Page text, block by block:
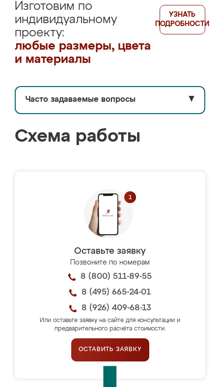
Изготовим по
индивидуальному
проекту:
любые размеры, цвета
и материалы
УЗНАТЬ
ПОДРОБНОСТИ
Часто задаваемые вопросы ▼
Схема работы
Оставьте заявку
Позвоните по номерам
8 (800) 511-89-55
8 (495) 665-24-01
8 (926) 409-68-13
Или оставьте заявку на сайте для консультации и
предварительного расчёта стоимости.
ОСТАВИТЬ ЗАЯВКУ